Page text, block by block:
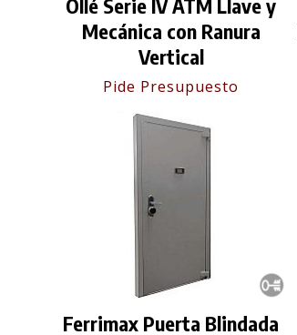
Ollé Serie IV ATM Llave y
Mecánica con Ranura
Vertical
Pide Presupuesto
Ferrimax Puerta Blindada